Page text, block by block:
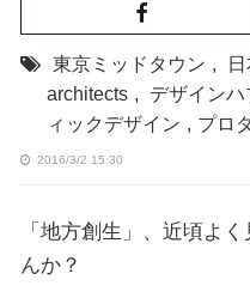
東京ミッドタウン ,
architects , デザインハ
ィックデザイン , プロ
2016/3/2 15:30
「地方創生」、近頃よ
んか？